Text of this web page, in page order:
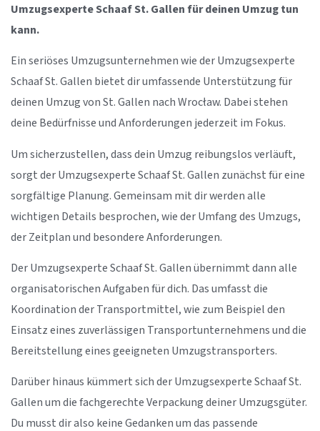
Umzugsexperte Schaaf St. Gallen für deinen Umzug tun
kann.
Ein seriöses Umzugsunternehmen wie der Umzugsexperte
Schaaf St. Gallen bietet dir umfassende Unterstützung für
deinen Umzug von St. Gallen nach Wrocław. Dabei stehen
deine Bedürfnisse und Anforderungen jederzeit im Fokus.
Um sicherzustellen, dass dein Umzug reibungslos verläuft,
sorgt der Umzugsexperte Schaaf St. Gallen zunächst für eine
sorgfältige Planung. Gemeinsam mit dir werden alle
wichtigen Details besprochen, wie der Umfang des Umzugs,
der Zeitplan und besondere Anforderungen.
Der Umzugsexperte Schaaf St. Gallen übernimmt dann alle
organisatorischen Aufgaben für dich. Das umfasst die
Koordination der Transportmittel, wie zum Beispiel den
Einsatz eines zuverlässigen Transportunternehmens und die
Bereitstellung eines geeigneten Umzugstransporters.
Darüber hinaus kümmert sich der Umzugsexperte Schaaf St.
Gallen um die fachgerechte Verpackung deiner Umzugsgüter.
Du musst dir also keine Gedanken um das passende